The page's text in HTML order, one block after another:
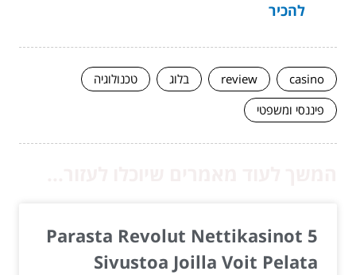
להכיר
casino
review בלוג
טכנולוגיה
פיננסי ומשפטי
5 Parasta Revolut Nettikasinot
Sivustoa Joilla Voit Pelata